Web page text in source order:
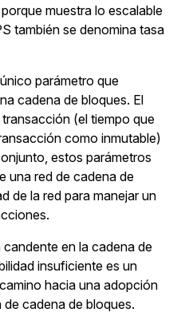
muestra lo escalable
también se denomina tasa
parámetro que
cadena de bloques. El
(el tiempo que
como inmutable)
estos parámetros
una red de cadena de
de la red para manejar un
en la cadena de
insuficiente es un
hacia una adopción
cadena de bloques.